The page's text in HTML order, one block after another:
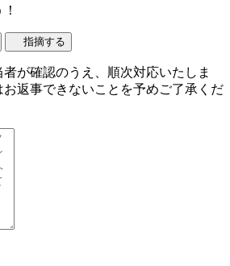
指摘する
が確認のうえ、順次対応いたしま
返事できないことを予めご了承くだ